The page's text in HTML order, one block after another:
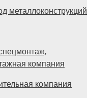
металлоконструкций
компания
компания